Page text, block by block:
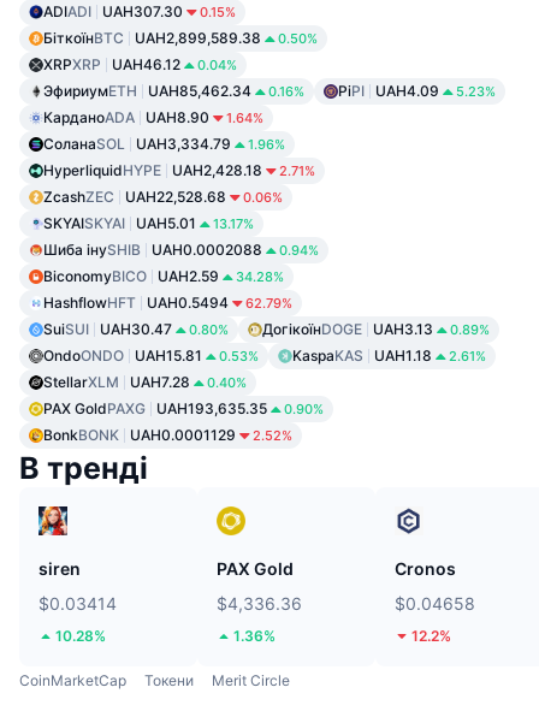
ADIADI UAH307.30 0.15%
БіткоїнBTC UAH2,899,589.38 0.50%
XRPXRP UAH46.12 0.04%
ЭфириумETH UAH85,462.34 0.16% PiPI UAH4.09 5.23%
КарданоADA UAH8.90 1.64%
СоланаSOL UAH3,334.79 1.96%
HyperliquidHYPE UAH2,428.18 2.71%
ZcashZEC UAH22,528.68 0.06%
SKYAISKYAI UAH5.01 13.17%
Шиба інуSHIB UAH0.0002088 0.94%
BiconomyBICO UAH2.59 34.28%
HashflowHFT UAH0.5494 62.79%
SuiSUI UAH30.47 0.80% ДогікоїнDOGE UAH3.13 0.89%
OndoONDO UAH15.81 0.53% KaspaKAS UAH1.18 2.61%
StellarXLM UAH7.28 0.40%
PAX GoldPAXG UAH193,635.35 0.90%
BonkBONK UAH0.0001129 2.52%
В тренді
siren
$0.03414
10.28%
PAX Gold
$4,336.36
1.36%
Cronos
$0.04658
12.2%
CoinMarketCap Токени Merit Circle